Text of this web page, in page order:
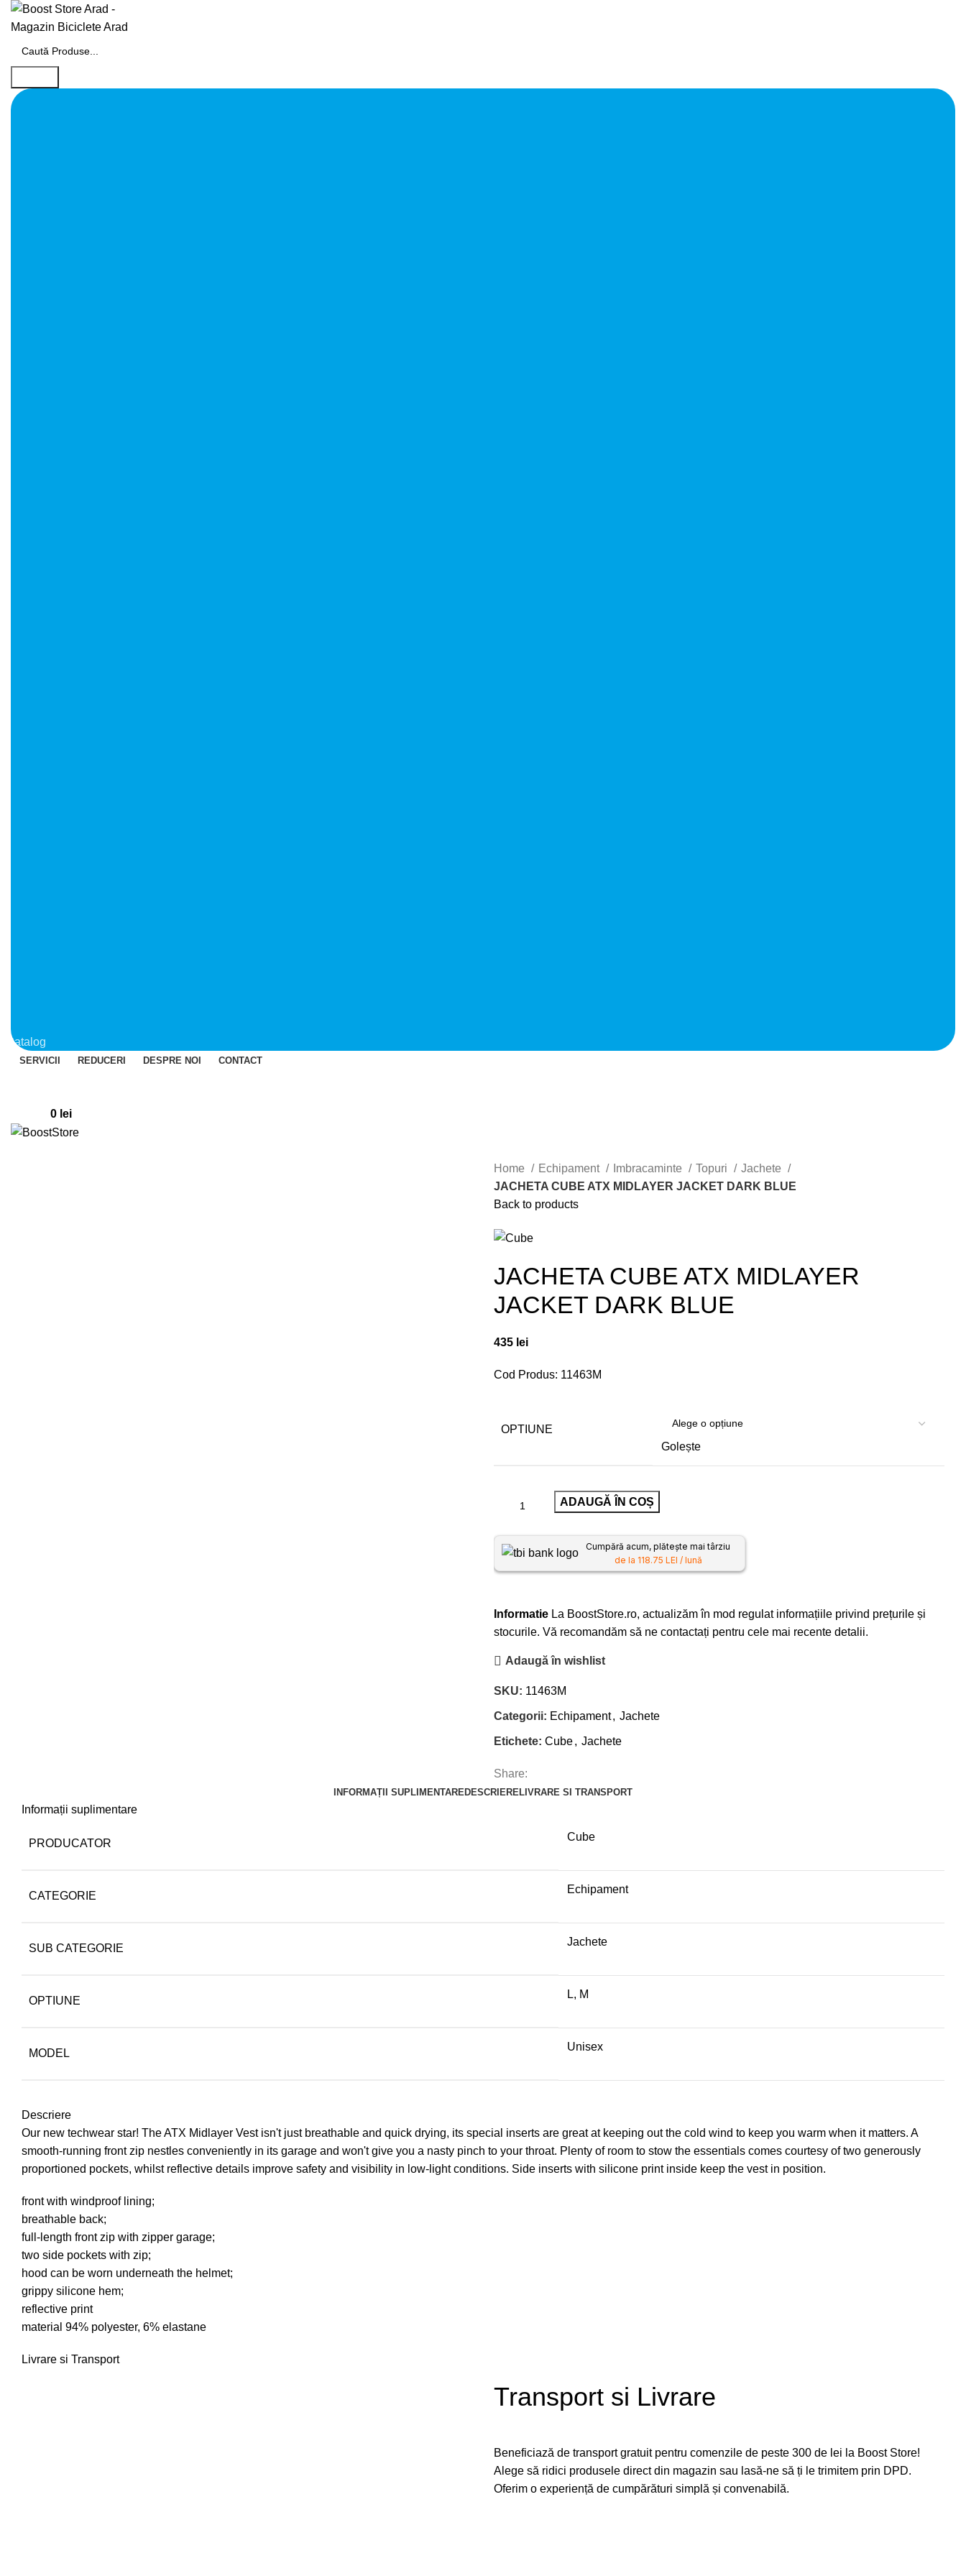
Catalog
SERVICII REDUCERI DESPRE NOI CONTACT
0 lei
Home Echipament Imbracaminte Topuri
Jachete
JACHETA CUBE ATX MIDLAYER JACKET DARK BLUE
Back to products
JACHETA CUBE ATX MIDLAYER
JACKET DARK BLUE
435 lei
Cod Produs: 11463M
OPTIUNE
Golește
ADAUGĂ ÎN COȘ
Cumpără acum, plătește mai târziu
de la 118.75 LEI / lună
Informatie La BoostStore.ro, actualizăm în mod regulat informațiile privind prețurile și
stocurile. Vă recomandăm să ne contactați pentru cele mai recente detalii.
Adaugă în wishlist
SKU: 11463M
Categorii: Echipament, Jachete
Etichete: Cube, Jachete
Share:
INFORMAȚII SUPLIMENTAREDESCRIERELIVRARE SI TRANSPORT
Informații suplimentare
PRODUCATOR
Cube
CATEGORIE
Echipament
SUB CATEGORIE
Jachete
OPTIUNE
L, M
MODEL
Unisex
Descriere
Our new techwear star! The ATX Midlayer Vest isn't just breathable and quick drying, its special inserts are great at keeping out the cold wind to keep you warm when it matters. A
smooth-running front zip nestles conveniently in its garage and won't give you a nasty pinch to your throat. Plenty of room to stow the essentials comes courtesy of two generously
proportioned pockets, whilst reflective details improve safety and visibility in low-light conditions. Side inserts with silicone print inside keep the vest in position.
front with windproof lining;
breathable back;
full-length front zip with zipper garage;
two side pockets with zip;
hood can be worn underneath the helmet;
grippy silicone hem;
reflective print
material 94% polyester, 6% elastane
Livrare si Transport
Transport si Livrare
Beneficiază de transport gratuit pentru comenzile de peste 300 de lei la Boost Store!
Alege să ridici produsele direct din magazin sau lasă-ne să ți le trimitem prin DPD.
Oferim o experiență de cumpărături simplă și convenabilă.